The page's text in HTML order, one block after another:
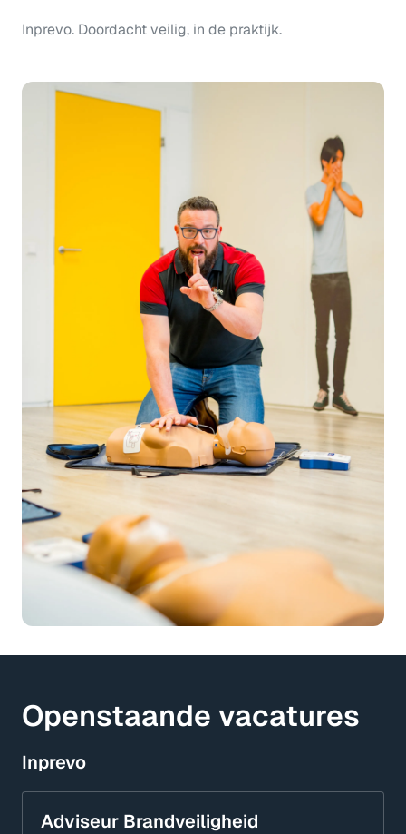
Inprevo. Doordacht veilig, in de praktijk.
Openstaande vacatures
Inprevo
Adviseur Brandveiligheid